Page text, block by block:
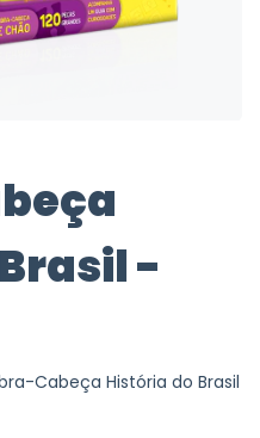
-
Cabeça História do Brasil